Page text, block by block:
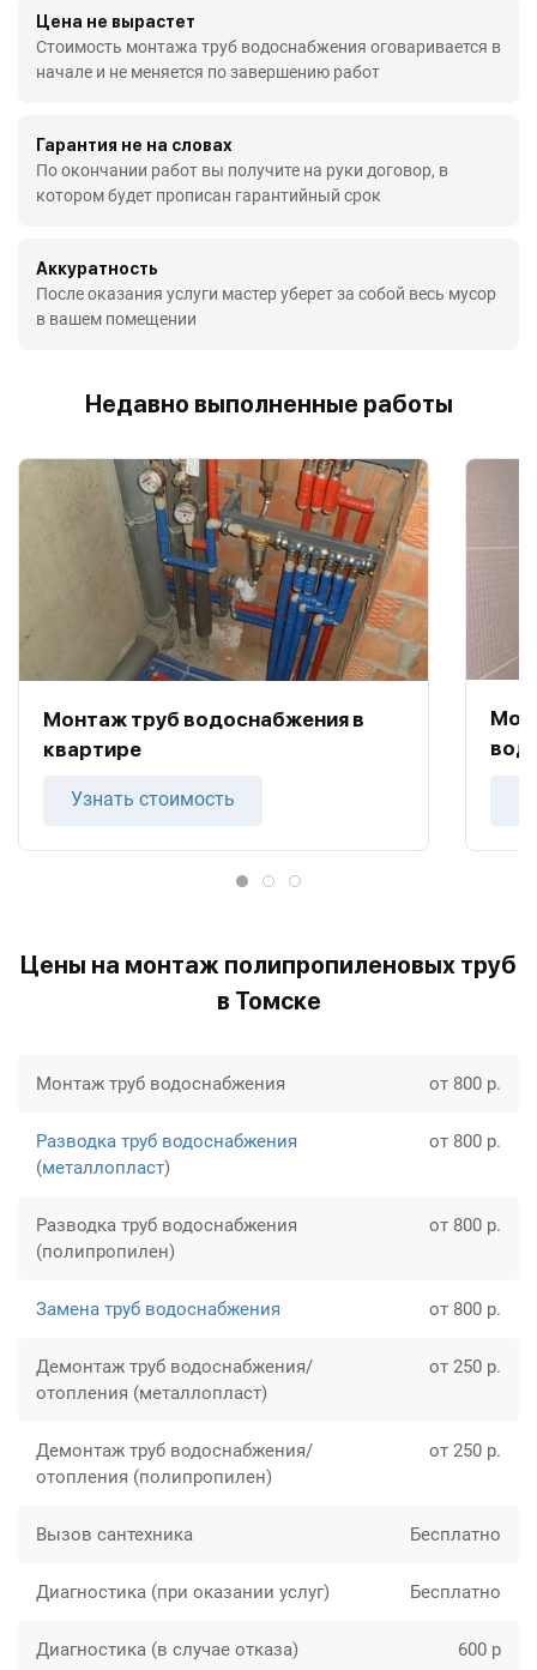
Цена не вырастет
Стоимость монтажа труб водоснабжения оговаривается в
начале и не меняется по завершению работ
Гарантия не на словах
По окончании работ вы получите на руки договор, в
котором будет прописан гарантийный срок
Аккуратность
После оказания услуги мастер уберет за собой весь мусор
в вашем помещении
Недавно выполненные работы
Монтаж труб водоснабжения в
квартире
Узнать стоимость
Цены на монтаж полипропиленовых труб
в Томске
Монтаж труб водоснабжения от 800 р.
Разводка труб водоснабжения
(металлопласт)
от 800 р.
Разводка труб водоснабжения
(полипропилен)
от 800 р.
Замена труб водоснабжения от 800 р.
Демонтаж труб водоснабжения/
отопления (металлопласт)
от 250 р.
Демонтаж труб водоснабжения/
отопления (полипропилен)
от 250 р.
Вызов сантехника Бесплатно
Диагностика (при оказании услуг) Бесплатно
Диагностика (в случае отказа) 600 р